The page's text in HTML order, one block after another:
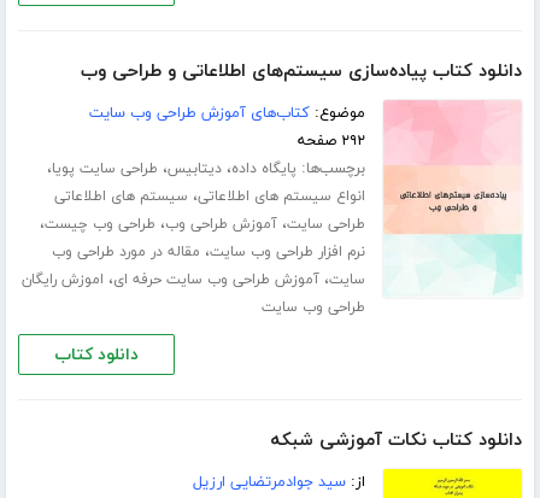
دانلود کتاب پیاده‌سازی سیستم‌های اطلاعاتی و طراحی وب
موضوع:کتاب‌های آموزش طراحی وب سایت
۲۹۲ صفحه
برچسب‌ها: پایگاه داده،دیتابیس، طراحی سایت پویا،
انواع سیستم های اطلاعاتی، سیستم های اطلاعاتی
طراحی سایت،آموزش طراحی وب، طراحی وب چیست،
نرم افزار طراحی وب سایت، مقاله در مورد طراحی وب
سایت،آموزش طراحی وب سایت حرفه ای، اموزش رایگان
طراحی وب سایت
دانلود کتاب
دانلود کتاب نکات آموزشی شبکه
از:سید جوادمرتضایی ارزیل